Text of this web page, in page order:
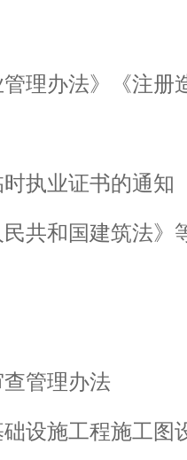
理办法》《注册
执业证书的通知
共和国建筑法》
管理办法
设施工程施工图